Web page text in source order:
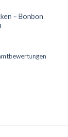
– Bonbon